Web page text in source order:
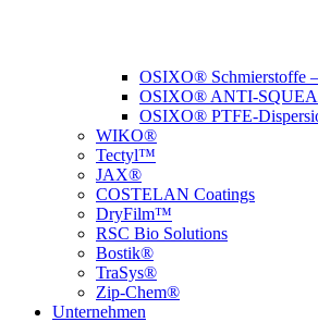
OSIXO® Schmierstoffe
OSIXO® ANTI-
OSIXO® PTFE-
WIKO®
Tectyl™
JAX®
COSTELAN Coatings
DryFilm™
RSC Bio Solutions
Bostik®
TraSys®
Zip-Chem®
Unternehmen